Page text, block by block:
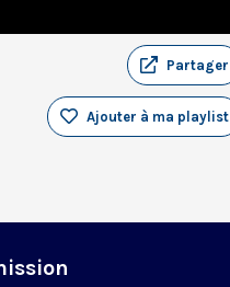
Partager
Ajouter à ma playlist